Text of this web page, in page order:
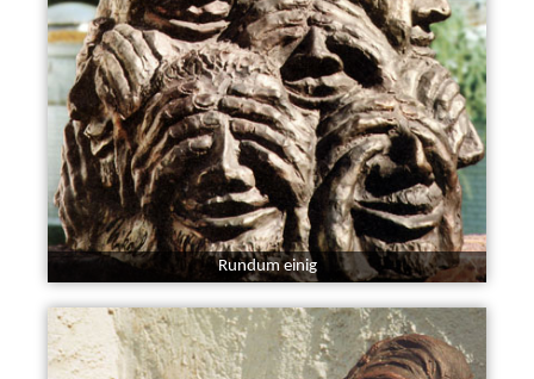
Rundum einig